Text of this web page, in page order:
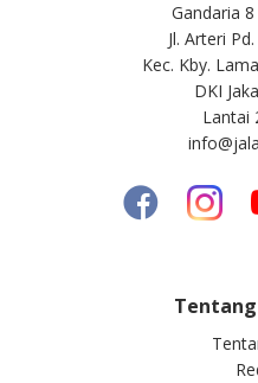
Gandaria
Jl. Arteri
Kec. Kby.
DKI
Lantai